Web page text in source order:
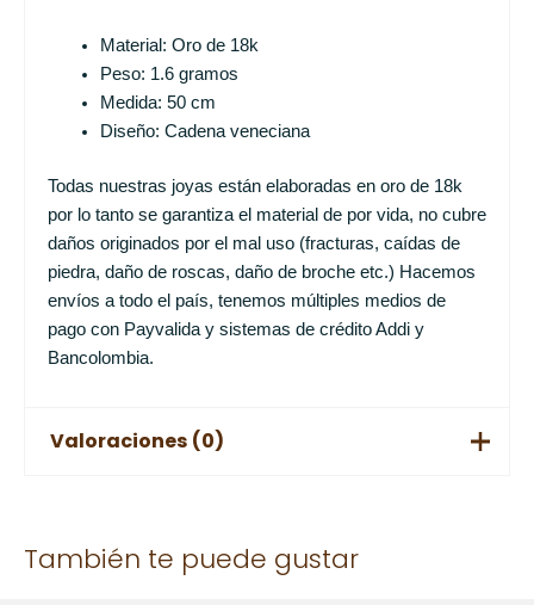
Material: Oro de 18k
Peso: 1.6 gramos
Medida: 50 cm
Diseño: Cadena veneciana
Todas nuestras joyas están elaboradas en oro de 18k
por lo tanto se garantiza el material de por vida, no cubre
daños originados por el mal uso (fracturas, caídas de
piedra, daño de roscas, daño de broche etc.) Hacemos
envíos a todo el país, tenemos múltiples medios de
pago con Payvalida y sistemas de crédito Addi y
Bancolombia.
Valoraciones (0)
Solo los usuarios registrados que hayan comprado este
También te puede gustar